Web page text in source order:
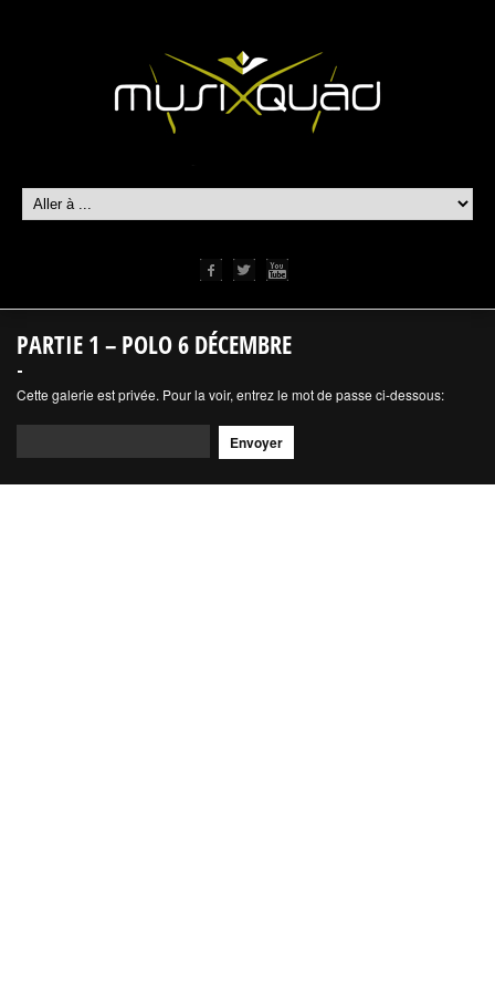
PARTIE 1 – POLO 6 DÉCEMBRE
Cette galerie est privée. Pour la voir, entrez le mot de passe ci-dessous: